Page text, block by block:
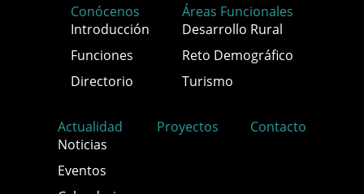
Conócenos
Introducción
Funciones
Directorio
Áreas Funcionales
Desarrollo Rural
Reto Demográfico
Turismo
Actualidad
Noticias
Eventos
Proyectos Contacto